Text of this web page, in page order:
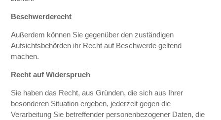
Beschwerderecht
Außerdem können Sie gegenüber den zuständigen
Aufsichtsbehörden ihr Recht auf Beschwerde geltend
machen.
Recht auf Widerspruch
Sie haben das Recht, aus Gründen, die sich aus Ihrer
besonderen Situation ergeben, jederzeit gegen die
Verarbeitung Sie betreffender personenbezogener Daten, die